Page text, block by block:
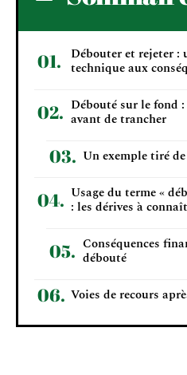
Débouter et rejeter
technique aux
Débouté sur le fond
avant de trancher
Un exemple tiré
Usage du terme «
: les dérives à
Conséquences
débouté
Voies de recours